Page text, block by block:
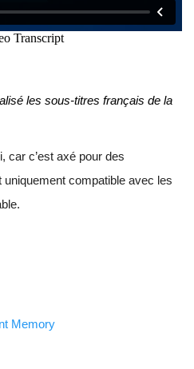
les sous-titres français de la
car c’est axé pour des
compatible avec les
Memory